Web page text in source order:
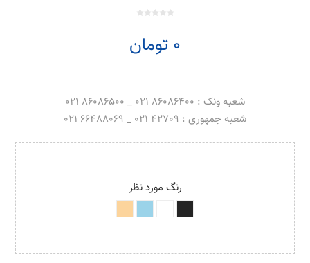
0 تومان
شعبه ونک : 86086400 021 _ 86086500 021
شعبه جمهوری : 42709 021 _ 66488069 021
رنگ مورد نظر